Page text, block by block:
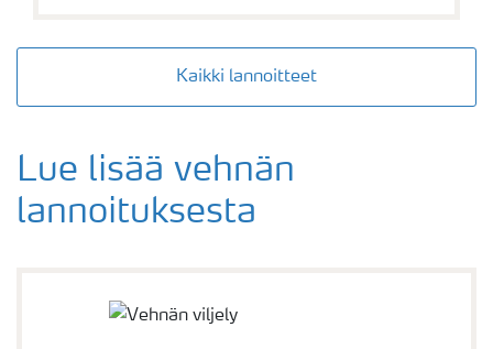
Kaikki lannoitteet
Lue lisää vehnän
lannoituksesta